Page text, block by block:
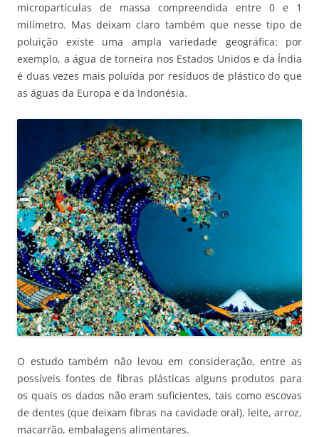
micropartículas de massa compreendida entre 0 e 1
milímetro. Mas deixam claro também que nesse tipo de
poluição existe uma ampla variedade geográfica: por
exemplo, a água de torneira nos Estados Unidos e da Índia
é duas vezes mais poluída por resíduos de plástico do que
as águas da Europa e da Indonésia.
O estudo também não levou em consideração, entre as
possíveis fontes de fibras plásticas alguns produtos para
os quais os dados não eram suficientes, tais como escovas
de dentes (que deixam fibras na cavidade oral), leite, arroz,
macarrão, embalagens alimentares.